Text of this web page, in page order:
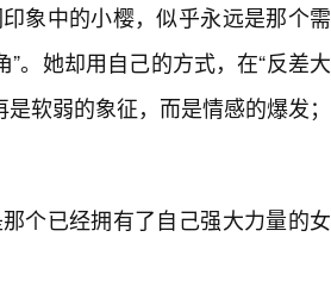
象中的小樱，似乎永远是那个需
。她却用自己的方式，在“反差大
软弱的象征，而是情感的爆发；
个已经拥有了自己强大力量的女